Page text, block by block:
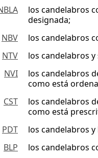
los candelabros
designada;
NBV
los candelabros
NTV
los candelabros
NVI
los candelabros
como está
CST
los candelabros
como está
PDT
los candelabros
BLP
los candelabros